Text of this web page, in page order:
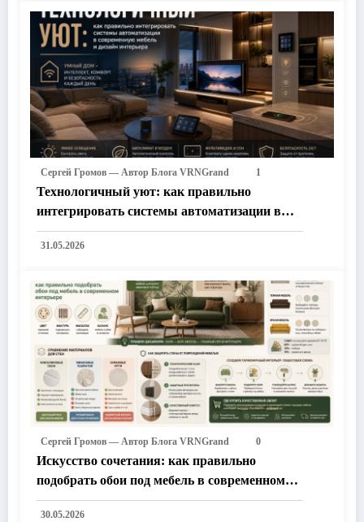
Сергей Громов — Автор Блога VRNGrand 1
Технологичный уют: как правильно
интегрировать системы автоматизации в
современную мебель и дизайн интерьера
31.05.2026
Сергей Громов — Автор Блога VRNGrand 0
Искусство сочетания: как правильно
подобрать обои под мебель в современном
интерьере
30.05.2026